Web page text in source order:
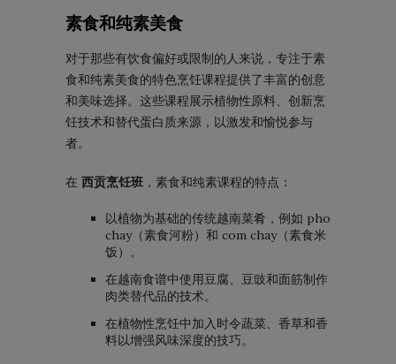
素食和纯素美食
对于那些有饮食偏好或限制的人来说，专注于素
食和纯素美食的特色烹饪课程提供了丰富的创意
和美味选择。这些课程展示植物性原料、创新烹
饪技术和替代蛋白质来源，以激发和愉悦参与
者。
在 西贡烹饪班 ，素食和纯素课程的特点：
以植物为基础的传统越南菜肴，例如 pho
chay（素食河粉）和 com chay（素食米
饭）。
在越南食谱中使用豆腐、豆豉和面筋制作
肉类替代品的技术。
在植物性烹饪中加入时令蔬菜、香草和香
料以增强风味深度的技巧。